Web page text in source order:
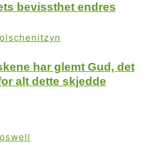
bevissthet endres
har glemt Gud, det
alt dette skjedde